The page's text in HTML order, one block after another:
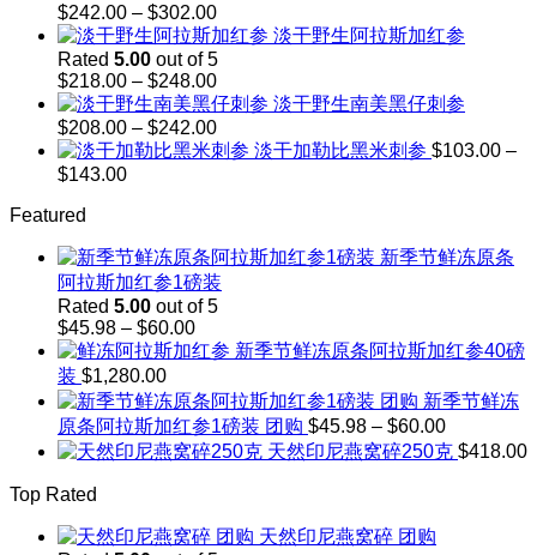
$242.00 – $302.00Price
range:
$242.00
through
$302.00
淡干野生阿拉斯加红参
Rated 5.00 out of 5
$218.00 – $248.00Price
range:
$218.00
through
$248.00
淡干野生南美黑仔刺参
$208.00 – $242.00Price
range:淡干加勒比黑米刺参 $103.00 –
$143.00Price
$143.00
Featured
新季节鲜冻原条
阿拉斯加红参1磅装
Rated 5.00 out of 5
$45.98 – $60.00Price
range:
through
$60.00
新季节鲜冻原条阿拉斯加红参40磅
装 $1,280.00
新季节鲜冻
原条阿拉斯加红参1磅装 团购 $45.98 – $60.00Price
range:
$45.98
天然印尼燕窝碎250克 $418.00
Top Rated
天然印尼燕窝碎 团购